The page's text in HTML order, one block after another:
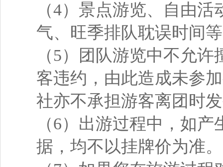
（4）景点游览、自由
气、旺季排队耽误时间
（5）团队游览中不允
客违约，由此造成未参
社亦不承担游客离团时
（6）出游过程中，如
据，均不以挂牌价为准。